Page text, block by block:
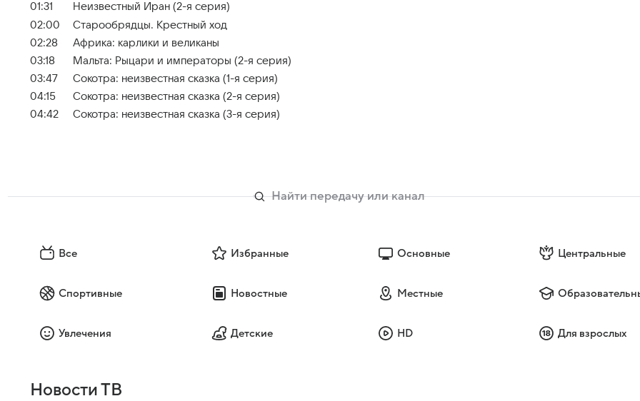
01:31
Неизвестный Иран (2-я серия)
02:00
Старообрядцы. Крестный ход
02:28
Африка: карлики и великаны
03:18
Мальта: Рыцари и императоры (2-я серия)
03:47
Сокотра: неизвестная сказка (1-я серия)
04:15
Сокотра: неизвестная сказка (2-я серия)
04:42
Сокотра: неизвестная сказка (3-я серия)
Все Избранные Основные Центральные
Спортивные Новостные Местные
Увлечения Детские HD Для взрослых
Новости ТВ